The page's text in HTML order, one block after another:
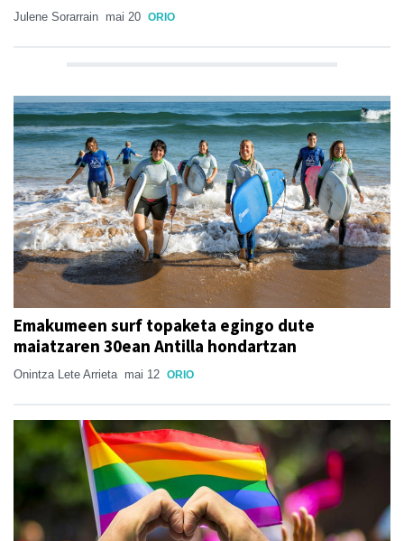
Julene Sorarrain mai 20 ORIO
Emakumeen surf topaketa egingo dute
maiatzaren 30ean Antilla hondartzan
Onintza Lete Arrieta mai 12 ORIO